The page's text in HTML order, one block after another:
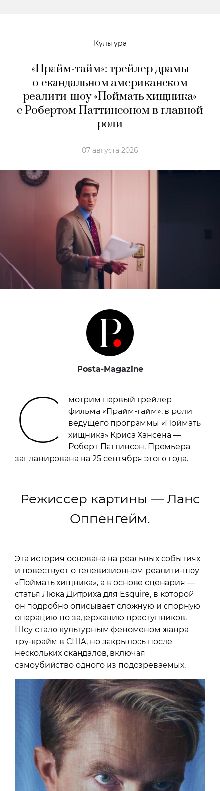
Культура
«Прайм-тайм»: трейлер драмы
о скандальном американском
реалити-шоу «Поймать хищника»
с Робертом Паттинсоном в главной
роли
07 августа 2026
Posta-Magazine
С
мотрим первый трейлер
фильма «Прайм-тайм»: в роли
ведущего программы «Поймать
хищника» Криса Хансена —
Роберт Паттинсон. Премьера
запланирована на 25 сентября этого года.
Режиссер картины — Ланс
Оппенгейм.
Эта история основана на реальных событиях
и повествует о телевизионном реалити-шоу
«Поймать хищника», а в основе сценария —
статья Люка Дитриха для Esquire, в которой
он подробно описывает сложную и спорную
операцию по задержанию преступников.
Шоу стало культурным феноменом жанра
тру-крайм в США, но закрылось после
нескольких скандалов, включая
самоубийство одного из подозреваемых.